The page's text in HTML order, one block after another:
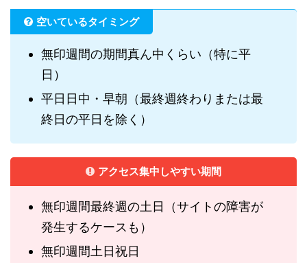
空いているタイミング
無印週間の期間真ん中くらい（特に平
日）
平日日中・早朝（最終週終わりまたは最
終日の平日を除く）
アクセス集中しやすい期間
無印週間最終週の土日（サイトの障害が
発生するケースも）
無印週間土日祝日